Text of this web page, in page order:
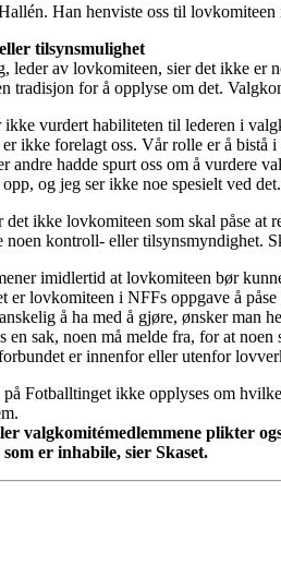
Han henviste oss til
tilsynsmulighet
leder av lovkomiteen, sier det ikke er
tradisjon for å opplyse om det.
vurdert habiliteten til lederen i
ikke forelagt oss. Vår rolle er å
andre hadde spurt oss om å vurdere
og jeg ser ikke noe spesielt ved det.
ikke lovkomiteen som skal påse at
kontroll- eller tilsynsmyndighet.
imidlertid at lovkomiteen bør
er lovkomiteen i NFFs oppgave å
å ha med å gjøre, ønsker man
en sak, noen må melde fra, for at
er innenfor eller utenfor
på Fotballtinget ikke opplyses om
valgkomitémedlemmene plikter
er inhabile, sier Skaset.